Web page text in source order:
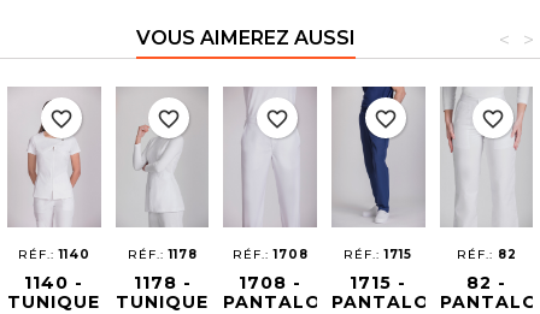
VOUS AIMEREZ AUSSI >
<
RÉF.:1140
1140 -
TUNIQUE
favorite_border
RÉF.:1178
1178 -
TUNIQUE
favorite_border
RÉF.:1708
1708 -
PANTALON
favorite_border
RÉF.:1715
1715 -
PANTALON
favorite_border
RÉF.: 82
82 -
favorite_border